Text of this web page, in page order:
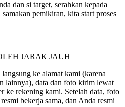
dan si target, serahkan kepada
pemikiran, kita start proses
JARAK JAUH
ke alamat kami (karena
lainnya), data dan foto kirim lewat
ke rekening kami. Setelah data, foto
bekerja sama, dan Anda resmi